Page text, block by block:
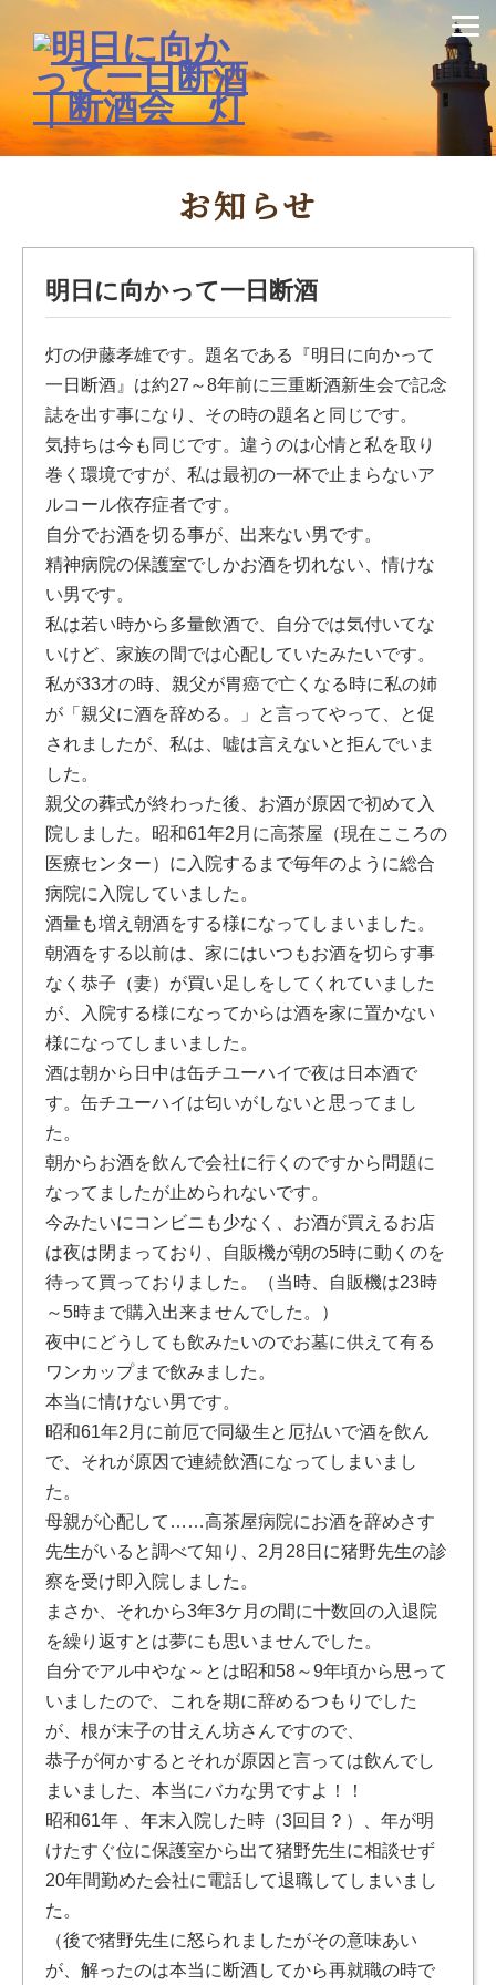
お知らせ
明日に向かって一日断酒
灯の伊藤孝雄です。題名である『明日に向かって
一日断酒』は約27～8年前に三重断酒新生会で記念
誌を出す事になり、その時の題名と同じです。
気持ちは今も同じです。違うのは心情と私を取り
巻く環境ですが、私は最初の一杯で止まらないア
ルコール依存症者です。
自分でお酒を切る事が、出来ない男です。
精神病院の保護室でしかお酒を切れない、情けな
い男です。
私は若い時から多量飲酒で、自分では気付いてな
いけど、家族の間では心配していたみたいです。
私が33才の時、親父が胃癌で亡くなる時に私の姉
が「親父に酒を辞める。」と言ってやって、と促
されましたが、私は、嘘は言えないと拒んでいま
した。
親父の葬式が終わった後、お酒が原因で初めて入
院しました。昭和61年2月に高茶屋（現在こころの
医療センター）に入院するまで毎年のように総合
病院に入院していました。
酒量も増え朝酒をする様になってしまいました。
朝酒をする以前は、家にはいつもお酒を切らす事
なく恭子（妻）が買い足しをしてくれていました
が、入院する様になってからは酒を家に置かない
様になってしまいました。
酒は朝から日中は缶チユーハイで夜は日本酒で
す。缶チユーハイは匂いがしないと思ってまし
た。
朝からお酒を飲んで会社に行くのですから問題に
なってましたが止められないです。
今みたいにコンビニも少なく、お酒が買えるお店
は夜は閉まっており、自販機が朝の5時に動くのを
待って買っておりました。（当時、自販機は23時
～5時まで購入出来ませんでした。）
夜中にどうしても飲みたいのでお墓に供えて有る
ワンカップまで飲みました。
本当に情けない男です。
昭和61年2月に前厄で同級生と厄払いで酒を飲ん
で、それが原因で連続飲酒になってしまいまし
た。
母親が心配して……高茶屋病院にお酒を辞めさす
先生がいると調べて知り、2月28日に猪野先生の診
察を受け即入院しました。
まさか、それから3年3ケ月の間に十数回の入退院
を繰り返すとは夢にも思いませんでした。
自分でアル中やな～とは昭和58～9年頃から思って
いましたので、これを期に辞めるつもりでした
が、根が末子の甘えん坊さんですので、
恭子が何かするとそれが原因と言っては飲んでし
まいました、本当にバカな男ですよ！！
昭和61年 、年末入院した時（3回目？）、年が明
けたすぐ位に保護室から出て猪野先生に相談せず
20年間勤めた会社に電話して退職してしまいまし
た。
（後で猪野先生に怒られましたがその意味あい
が、解ったのは本当に断酒してから再就職の時で